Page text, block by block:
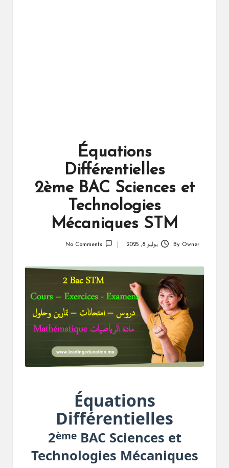
Équations
Différentielles
2ème BAC Sciences et
Technologies
Mécaniques STM
By Owner يوليو 8, 2025 No Comments
Équations
Différentielles
2èmeBAC Sciences et
Technologies Mécaniques